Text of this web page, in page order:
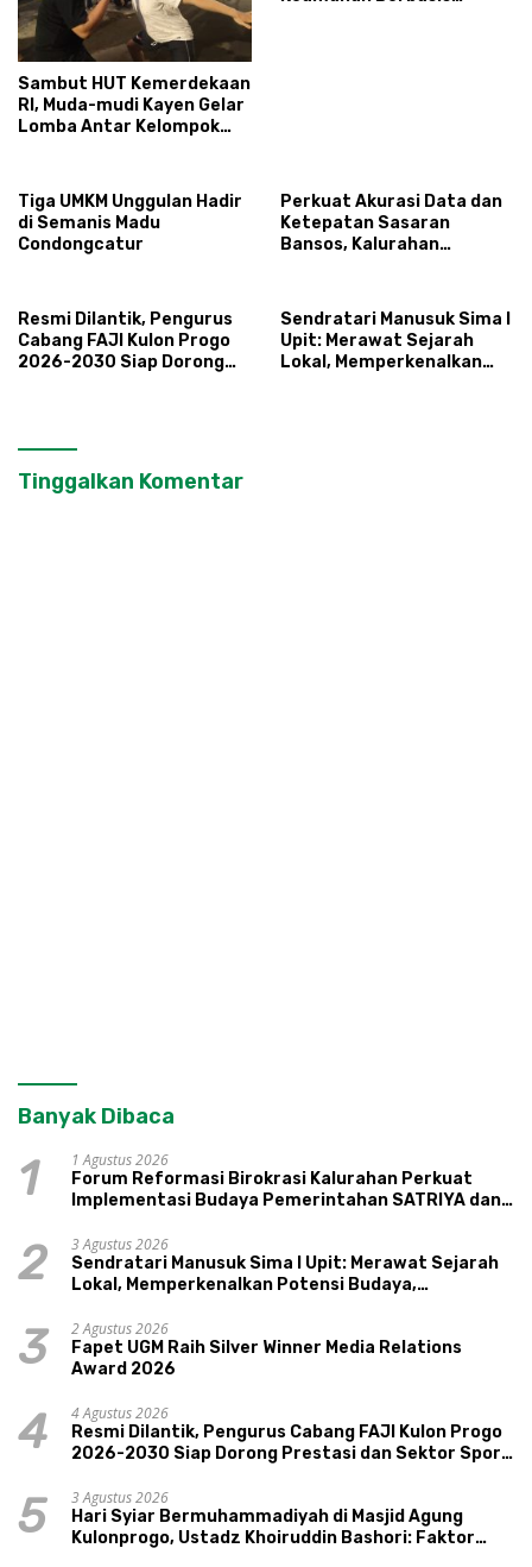
Sambut HUT Kemerdekaan
RI, Muda-mudi Kayen Gelar
Lomba Antar Kelompok
Tiga UMKM Unggulan Hadir
di Semanis Madu
Condongcatur
Perkuat Akurasi Data dan
Ketepatan Sasaran
Bansos, Kalurahan
Perlinsos
Resmi Dilantik, Pengurus
Cabang FAJI Kulon Progo
2026-2030 Siap Dorong
Sendratari Manusuk Sima I
Upit: Merawat Sejarah
Lokal, Memperkenalkan
Tinggalkan Komentar
Banyak Dibaca
1
1 Agustus 2026
Forum Reformasi Birokrasi Kalurahan Perkuat
Implementasi Budaya Pemerintahan SATRIYA dan
2
3 Agustus 2026
Sendratari Manusuk Sima I Upit: Merawat Sejarah
Lokal, Memperkenalkan Potensi Budaya,
3
2 Agustus 2026
Fapet UGM Raih Silver Winner Media Relations
Award 2026
4
4 Agustus 2026
Resmi Dilantik, Pengurus Cabang FAJI Kulon Progo
2026-2030 Siap Dorong Prestasi dan Sektor Sport
5
3 Agustus 2026
Hari Syiar Bermuhammadiyah di Masjid Agung
Kulonprogo, Ustadz Khoiruddin Bashori: Faktor